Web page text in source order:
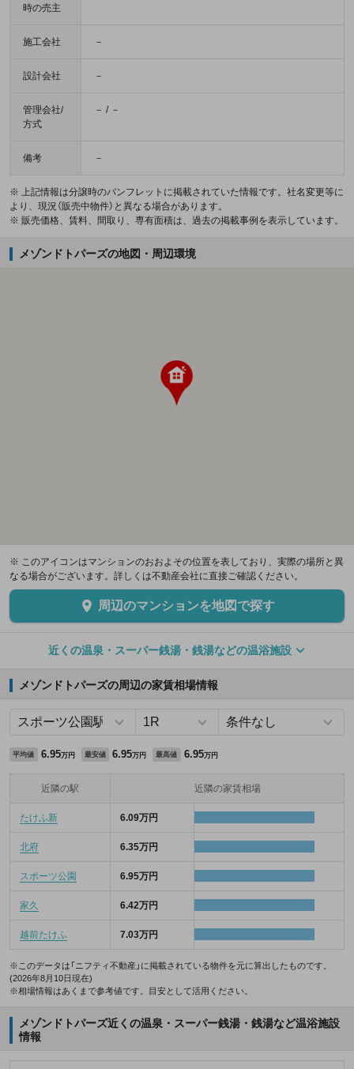
時の売主
施工会社 －
設計会社 －
管理会社/
方式
－ / －
備考 －
※ 上記情報は分譲時のパンフレットに掲載されていた情報です。社名変更等に
より、現況（販売中物件）と異なる場合があります。
※ 販売価格、賃料、間取り、専有面積は、過去の掲載事例を表示しています。
メゾンドトパーズの地図・周辺環境
※ このアイコンはマンションのおおよその位置を表しており、実際の場所と異
なる場合がございます。詳しくは不動産会社に直接ご確認ください。
周辺のマンションを地図で探す
近くの温泉・スーパー銭湯・銭湯などの温浴施設
メゾンドトパーズの周辺の家賃相場情報
平均値 6.95万円 最安値 6.95万円 最高値 6.95万円
近隣の駅 近隣の家賃相場
たけふ新 6.09万円
北府 6.35万円
スポーツ公園 6.95万円
家久 6.42万円
越前たけふ 7.03万円
※このデータは「ニフティ不動産」に掲載されている物件を元に算出したものです。
(2026年8月10日現在)
※相場情報はあくまで参考値です。目安として活用ください。
メゾンドトパーズ近くの温泉・スーパー銭湯・銭湯など温浴施設
情報